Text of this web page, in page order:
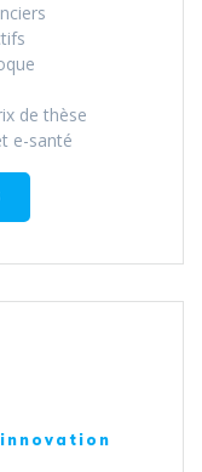
de thèse
e-santé